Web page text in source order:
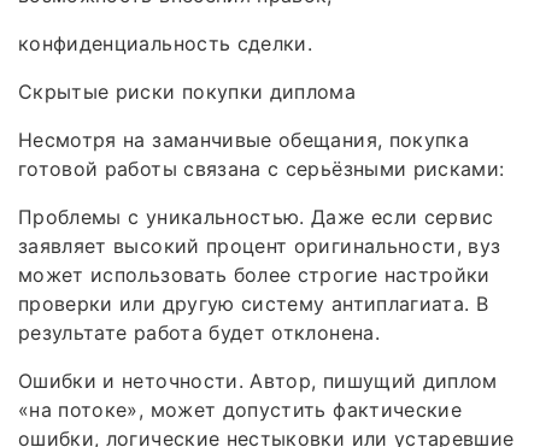
конфиденциальность сделки.
Скрытые риски покупки диплома
Несмотря на заманчивые обещания, покупка
готовой работы связана с серьёзными рисками:
Проблемы с уникальностью. Даже если сервис
заявляет высокий процент оригинальности, вуз
может использовать более строгие настройки
проверки или другую систему антиплагиата. В
результате работа будет отклонена.
Ошибки и неточности. Автор, пишущий диплом
«на потоке», может допустить фактические
ошибки, логические нестыковки или устаревшие